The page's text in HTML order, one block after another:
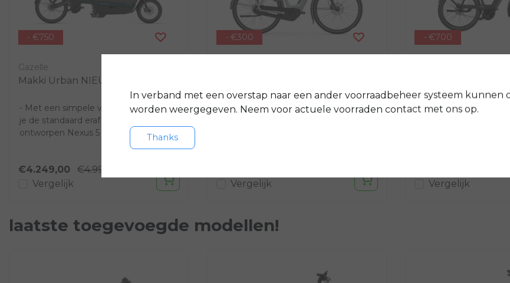
- €750
Gazelle
Makki Urban NIEUW
- Met een simpele voetbeweging haal
je de standaard eraf - Voor e-bikes
ontworpen Nexus 5 versnellingsnaaf -
€4.249,00
€4.999,00
Vergelijk
- €300
Kom naar de winkel voor dit schitterende nieuwe model!
Vergelijk
- €700
De Nevo5 is niet
Vergelijk
laatste toegevoegde modellen!
In verband met een overstap naar een ander voorraadbeheer systeem kunnen
worden weergegeven. Neem voor actuele voorraden contact met ons op.
Thanks